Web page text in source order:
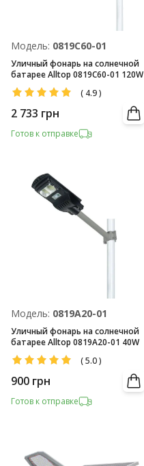
Модель: 0819С60-01
Уличный фонарь на солнечной
батарее Alltop 0819С60-01 120W
( 4.9)
2 733 грн
Готов к отправке
Модель: 0819А20-01
Уличный фонарь на солнечной
батарее Alltop 0819А20-01 40W
(5.0)
900 грн
Готов к отправке